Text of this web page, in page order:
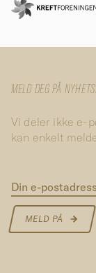
MELD DEG PÅ
Vi deler ikke e-
kan enkelt
Din e-
MELD PÅ